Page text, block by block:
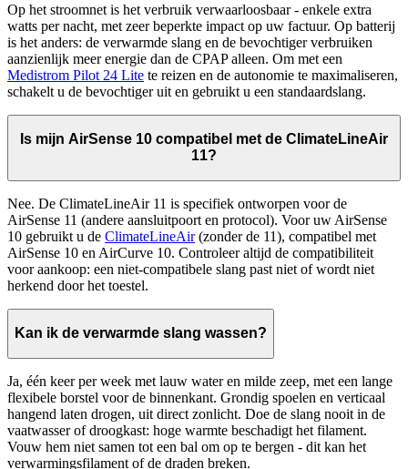
Op het stroomnet is het verbruik verwaarloosbaar - enkele extra
watts per nacht, met zeer beperkte impact op uw factuur. Op batterij
is het anders: de verwarmde slang en de bevochtiger verbruiken
aanzienlijk meer energie dan de CPAP alleen. Om met een
Medistrom Pilot 24 Lite te reizen en de autonomie te maximaliseren,
schakelt u de bevochtiger uit en gebruikt u een standaardslang.
Is mijn AirSense 10 compatibel met de ClimateLineAir
11?
Nee. De ClimateLineAir 11 is specifiek ontworpen voor de
AirSense 11 (andere aansluitpoort en protocol). Voor uw AirSense
10 gebruikt u de ClimateLineAir(zonder de 11), compatibel met
AirSense 10 en AirCurve 10. Controleer altijd de compatibiliteit
voor aankoop: een niet-compatibele slang past niet of wordt niet
herkend door het toestel.
Kan ik de verwarmde slang wassen?
Ja, één keer per week met lauw water en milde zeep, met een lange
flexibele borstel voor de binnenkant. Grondig spoelen en verticaal
hangend laten drogen, uit direct zonlicht. Doe de slang nooit in de
vaatwasser of droogkast: hoge warmte beschadigt het filament.
Vouw hem niet samen tot een bal om op te bergen - dit kan het
verwarmingsfilament of de draden breken.